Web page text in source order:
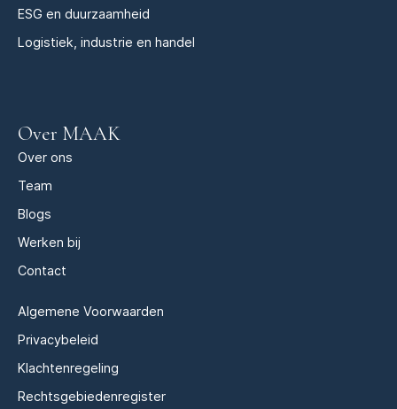
ESG en duurzaamheid
Logistiek, industrie en handel
Over MAAK
Over ons
Team
Blogs
Werken bij
Contact
Algemene Voorwaarden
Privacybeleid
Klachtenregeling
Rechtsgebiedenregister